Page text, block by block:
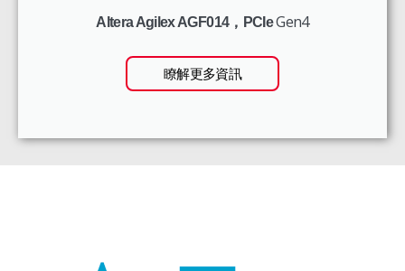
Altera Agilex AGF014，PCIeGen4
瞭解更多資訊